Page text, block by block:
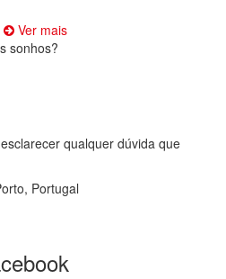
Ver mais
sonhos?
qualquer dúvida que
Portugal